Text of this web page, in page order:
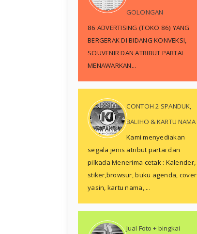
GOLONGAN
86 ADVERTISING (TOKO 86) YANG
BERGERAK DI BIDANG KONVEKSI,
SOUVENIR DAN ATRIBUT PARTAI
MENAWARKAN...
CONTOH 2 SPANDUK,
BALIHO & KARTU NAMA
Kami menyediakan
segala jenis atribut partai dan
pilkada Menerima cetak : Kalender,
stiker,browsur, buku agenda, cover
yasin, kartu nama, ...
Jual Foto + bingkai